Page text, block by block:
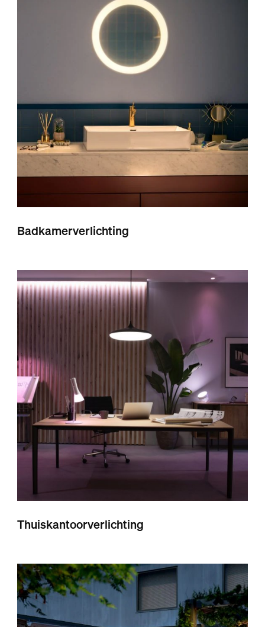
Badkamerverlichting
Thuiskantoorverlichting